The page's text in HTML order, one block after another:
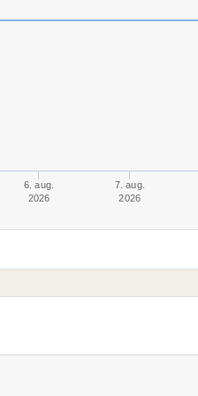
6. aug.
2026
7. aug.
2026